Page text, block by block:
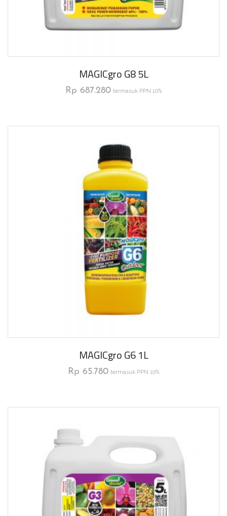
MAGICgro G8 5L
Rp 687.280 termasuk PPN 10%
MAGICgro G6 1L
Rp 65.780 termasuk PPN 10%